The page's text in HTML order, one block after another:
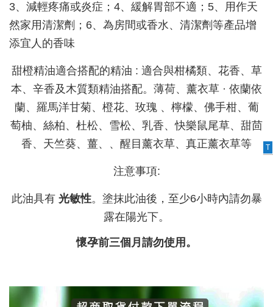
3、減輕疼痛或炎症；4、緩解胃部不適；5、用作天
然家用清潔劑；6、為房間或香水、清潔劑等產品增
添宜人的香味
甜橙精油適合搭配的精油 : 適合與柑橘類、花香、草
本、辛香及木質類精油搭配。薄荷、薰衣草 · 依蘭依
蘭、羅馬洋甘菊、橙花、玫瑰 、檸檬、佛手柑、葡
萄柚、絲柏、杜松、雪松、乳香、快樂鼠尾草、甜茴
香、天竺葵、薑、、醒目薰衣草、真正薰衣草等
注意事項:
此油具有 光敏性。塗抹此油後，至少6小時內請勿暴
露在陽光下。
懷孕前三個月請勿使用。
T